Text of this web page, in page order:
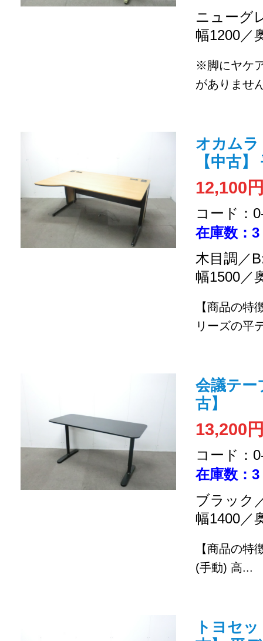
ニューグ
幅1200／
※脚にヤケ
がありませ
オカムラ
【中古
12,100
コード：
在庫数：3
木目調／
幅1500／
【商品の特
リーズの平
会議テー
古】
13,200
コード：
在庫数：3
ブラック
幅1400／
【商品の特
(手動) 高...
トヨセ